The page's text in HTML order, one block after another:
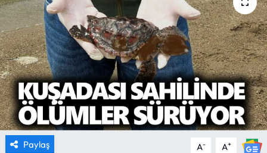
Paylaş A- A+
SPOR
TARIM
TURİZM
YAŞAM
RESMİ İLANLAR